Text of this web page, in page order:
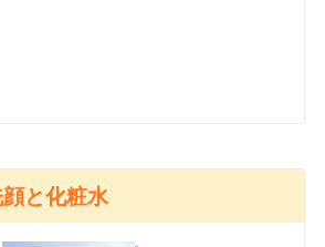
と化粧水